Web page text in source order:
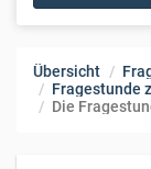
Übersicht
Fragestunde
Die